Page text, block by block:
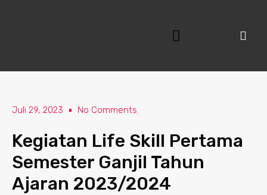
Juli 29, 2023 No Comments
Kegiatan Life Skill Pertama
Semester Ganjil Tahun
Ajaran 2023/2024